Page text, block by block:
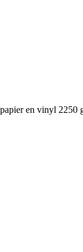
en vinyl